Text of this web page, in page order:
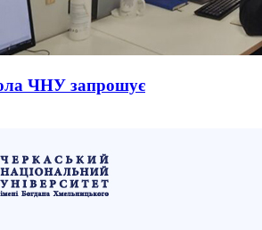
ЧНУ запрошує